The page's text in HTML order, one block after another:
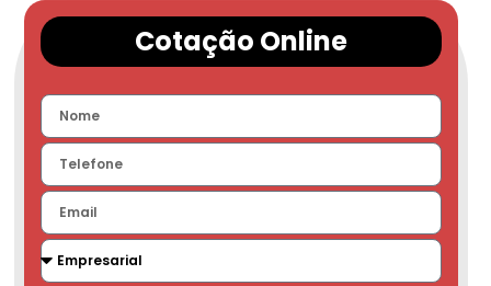
Cotação Online